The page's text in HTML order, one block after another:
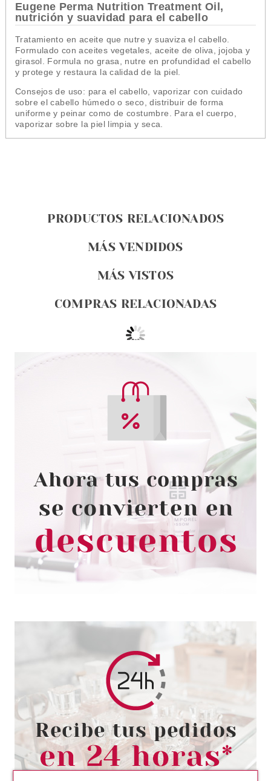
Eugene Perma Nutrition Treatment Oil,
nutrición y suavidad para el cabello
Tratamiento en aceite que nutre y suaviza el cabello.
Formulado con aceites vegetales, aceite de oliva, jojoba y
girasol. Formula no grasa, nutre en profundidad el cabello
y protege y restaura la calidad de la piel.
Consejos de uso: para el cabello, vaporizar con cuidado
sobre el cabello húmedo o seco, distribuir de forma
uniforme y peinar como de costumbre. Para el cuerpo,
vaporizar sobre la piel limpia y seca.
PRODUCTOS RELACIONADOS
MÁS VENDIDOS
MÁS VISTOS
COMPRAS RELACIONADAS
EUGENE PERMA
EUGENE PERMA COLLECTIONS
NATURE BY CYCLE VITAL
CHAMPU CONTROL RIZOS
200ML
Pvr 15.50€
-87%
desde
1.99€
EUGENE PERMA
EUGENE PERMA COLLECTIONS
NATURE BY CICLE CHAMPU
SECO TONOS CLAROS 200ML
Pvr 12.50€
desde
1.75€